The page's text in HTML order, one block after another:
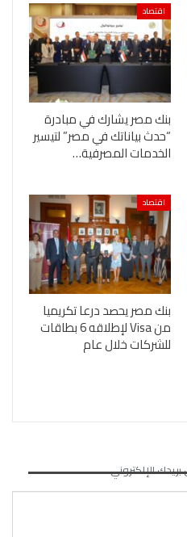
اقتصاد
بنك مصر يشارك في مبادرة
“حدث بياناتك في مصر” لتيسير
الخدمات المصرفية…
اقتصاد
بنك مصر يحصد درعا تكريميا
من Visa لإطلاقه 6 بطاقات
للشركات خلال عام
الإلكتروني.